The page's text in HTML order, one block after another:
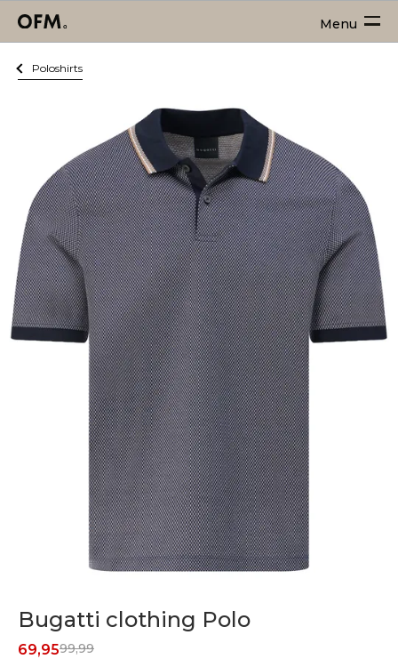
Menu
Poloshirts
Bugatti clothing Polo
99,99
69,95